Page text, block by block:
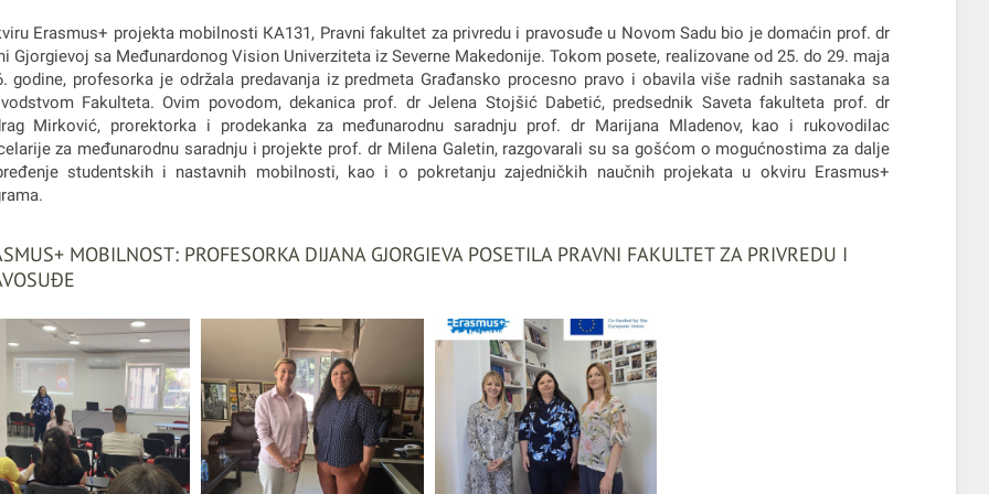
Erasmus+ projekta mobilnosti КA131, Pravni fakultet za privredu i pravosuđe u Novom Sadu bio je domaćin prof. dr
Gjorgievoj sa Međunardonog Vision Univerziteta iz Severne Makedonije. Tokom posete, realizovane od 25. do 29. maja
godine, profesorka je održala predavanja iz predmeta Građansko procesno pravo i obavila više radnih sastanaka sa
Fakulteta. Ovim povodom, dekanica prof. dr Jelena Stojšić Dabetić, predsednik Saveta fakulteta prof. dr
Mirković, prorektorka i prodekanka za međunarodnu saradnju prof. dr Marijana Mladenov, kao i rukovodilac
za međunarodnu saradnju i projekte prof. dr Milena Galetin, razgovarali su sa gošćom o mogućnostima za dalje
studentskih i nastavnih mobilnosti, kao i o pokretanju zajedničkih naučnih projekata u okviru Erasmus+
MOBILNOST: PROFESORKA DIJANA GJORGIEVA POSETILA PRAVNI FAKULTET ZA PRIVREDU I